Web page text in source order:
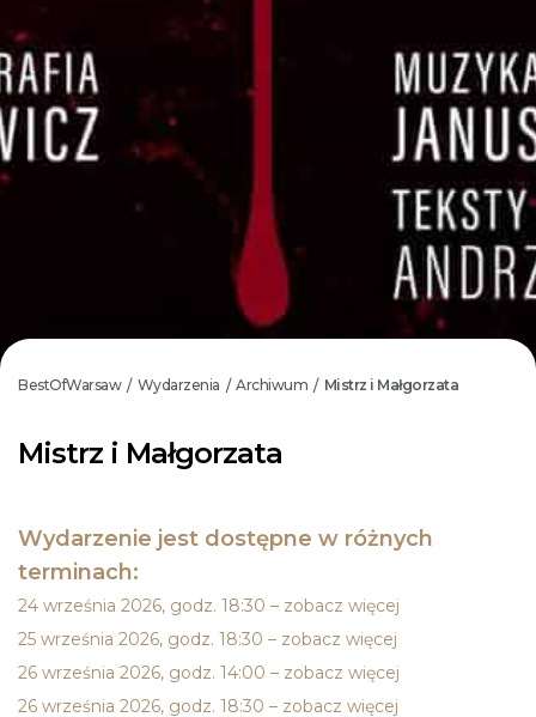
BestOfWarsaw / Wydarzenia / Archiwum / Mistrz i Małgorzata
Mistrz i Małgorzata
Wydarzenie jest dostępne w różnych
terminach:
24 września 2026, godz. 18:30 – zobacz więcej
25 września 2026, godz. 18:30 – zobacz więcej
26 września 2026, godz. 14:00 – zobacz więcej
26 września 2026, godz. 18:30 – zobacz więcej